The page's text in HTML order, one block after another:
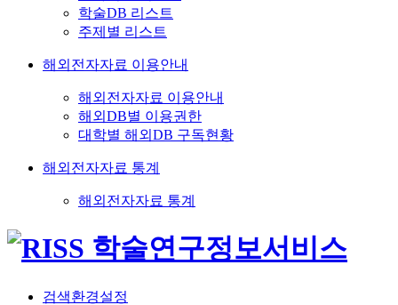
학술DB 리스트
주제별 리스트
해외전자자료 이용안내
해외전자자료 이용안내
해외DB별 이용권한
대학별 해외DB 구독현황
해외전자자료 통계
해외전자자료 통계
검색환경설정